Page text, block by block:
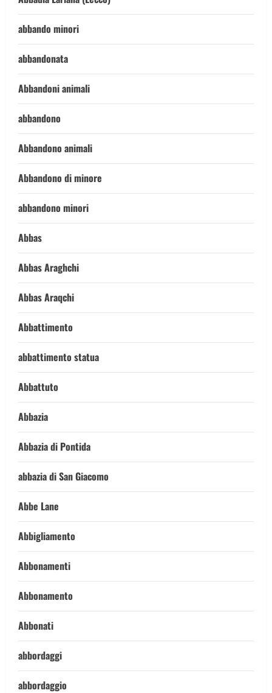
abbando minori
abbandonata
Abbandoni animali
abbandono
Abbandono animali
Abbandono di minore
abbandono minori
Abbas
Abbas Araghchi
Abbas Araqchi
Abbattimento
abbattimento statua
Abbattuto
Abbazia
Abbazia di Pontida
abbazia di San Giacomo
Abbe Lane
Abbigliamento
Abbonamenti
Abbonamento
Abbonati
abbordaggi
abbordaggio